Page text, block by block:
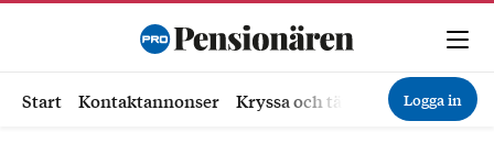
Start Kontaktannonser Kryssa och tävla Ekonomi
Logga in